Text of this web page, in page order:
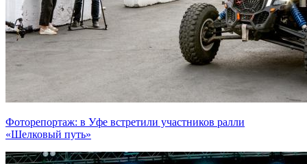
Фоторепортаж: в Уфе встретили участников ралли
«Шелковый путь»